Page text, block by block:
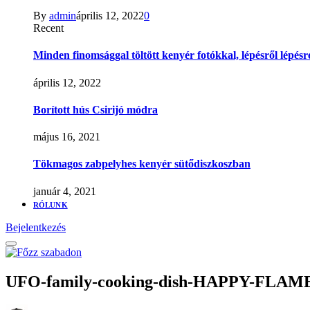
By admináprilis 12, 20220
Recent
Minden finomsággal töltött kenyér fotókkal, lépésről
április 12, 2022
Borított hús Csirijó módra
május 16, 2021
Tökmagos zabpelyhes kenyér sütődiszkoszban
január 4, 2021
RÓLUNK
Bejelentkezés
UFO-family-cooking-dish-HAPPY-